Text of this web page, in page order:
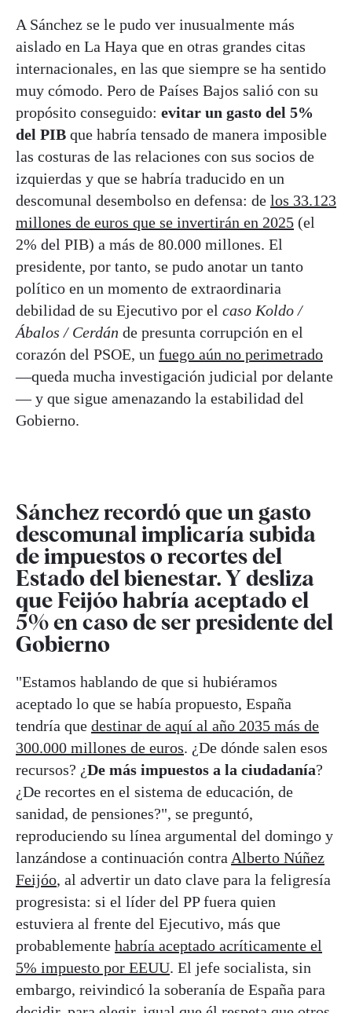
A Sánchez se le pudo ver inusualmente más
aislado en La Haya que en otras grandes citas
internacionales, en las que siempre se ha sentido
muy cómodo. Pero de Países Bajos salió con su
propósito conseguido: evitar un gasto del 5%
del PIB que habría tensado de manera imposible
las costuras de las relaciones con sus socios de
izquierdas y que se habría traducido en un
descomunal desembolso en defensa: de los 33.123
millones de euros que se invertirán en 2025 (el
2% del PIB) a más de 80.000 millones. El
presidente, por tanto, se pudo anotar un tanto
político en un momento de extraordinaria
debilidad de su Ejecutivo por el caso Koldo /
Ábalos / Cerdán de presunta corrupción en el
corazón del PSOE, un fuego aún no perimetrado
—queda mucha investigación judicial por delante
— y que sigue amenazando la estabilidad del
Gobierno.
Sánchez recordó que un gasto
descomunal implicaría subida
de impuestos o recortes del
Estado del bienestar. Y desliza
que Feijóo habría aceptado el
5% en caso de ser presidente del
Gobierno
"Estamos hablando de que si hubiéramos
aceptado lo que se había propuesto, España
tendría que destinar de aquí al año 2035 más de
300.000 millones de euros. ¿De dónde salen esos
recursos? ¿De más impuestos a la ciudadanía?
¿De recortes en el sistema de educación, de
sanidad, de pensiones?", se preguntó,
reproduciendo su línea argumental del domingo y
lanzándose a continuación contra Alberto Núñez
Feijóo, al advertir un dato clave para la feligresía
progresista: si el líder del PP fuera quien
estuviera al frente del Ejecutivo, más que
probablemente habría aceptado acríticamente el
5% impuesto por EEUU. El jefe socialista, sin
embargo, reivindicó la soberanía de España para